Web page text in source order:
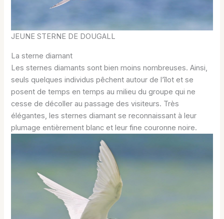
JEUNE STERNE DE DOUGALL
La sterne diamant
Les sternes diamants sont bien moins nombreuses. Ainsi,
seuls quelques individus pêchent autour de l’îlot et se
posent de temps en temps au milieu du groupe qui ne
cesse de décoller au passage des visiteurs. Très
élégantes, les sternes diamant se reconnaissant à leur
plumage entièrement blanc et leur fine couronne noire.